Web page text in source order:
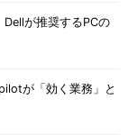
が推奨するPCの
が「効く業務」と